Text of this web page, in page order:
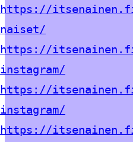
https://
naiset/
https://
instagram/
https://
instagram/
https://